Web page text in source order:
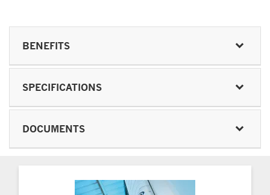
BENEFITS
SPECIFICATIONS
DOCUMENTS